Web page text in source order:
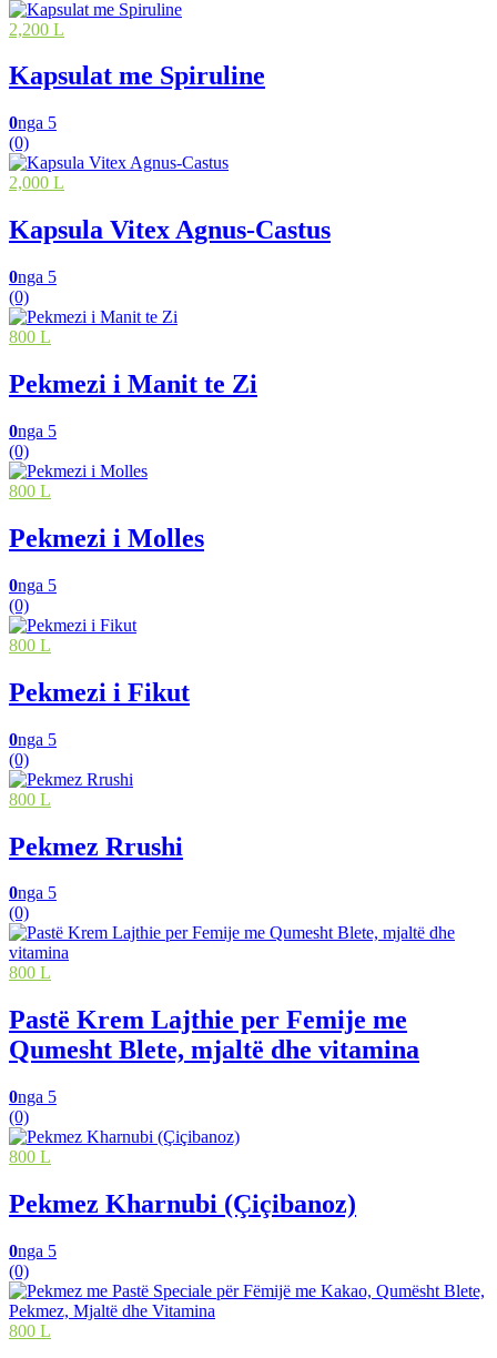
2,200 L
Kapsulat me Spiruline
0nga 5
(0)
2,000 L
Kapsula Vitex Agnus-Castus
0nga 5
(0)
800 L
Pekmezi i Manit te Zi
0nga 5
(0)
800 L
Pekmezi i Molles
0nga 5
(0)
800 L
Pekmezi i Fikut
0nga 5
(0)
800 L
Pekmez Rrushi
0nga 5
(0)
800 L
Pastë Krem Lajthie per Femije me
Qumesht Blete, mjaltë dhe vitamina
0nga 5
(0)
800 L
Pekmez Kharnubi (Çiçibanoz)
0nga 5
(0)
800 L